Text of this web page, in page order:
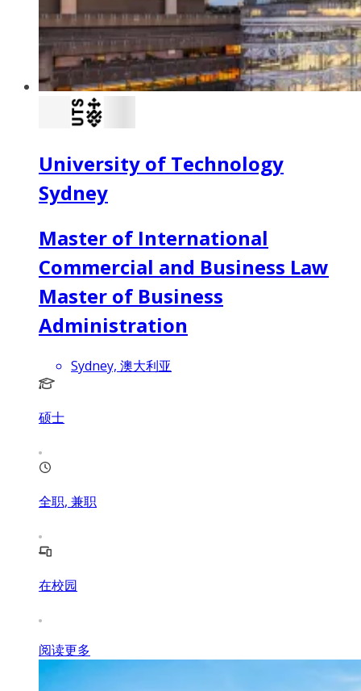
University of Technology
Sydney
Master of International
Commercial and Business Law
Master of Business
Administration
Sydney, 澳大利亚
硕士
全职, 兼职
在校园
阅读更多